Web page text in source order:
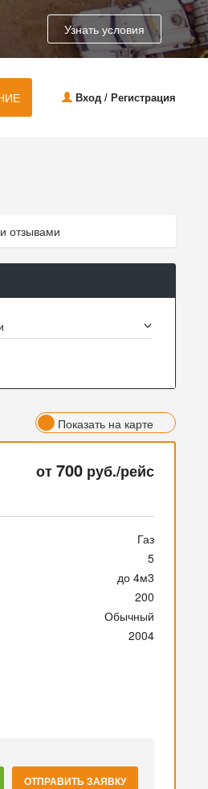
Узнать условия
Вход / Регистрация
отзывами
Показать на карте
от700 руб./рейс
Газ
5
до 4м3
200
Обычный
2004
ОТПРАВИТЬ ЗАЯВКУ